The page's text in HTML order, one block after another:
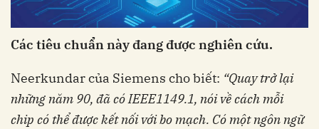
Các tiêu chuẩn này đang được nghiên cứu.
Neerkundar của Siemens cho biết: “Quay trởlại
những năm 90, đã có IEEE1149.1, nói vềcách mỗi
chip có thể được kết nối với bo mạch. Có một ngôn ngữ